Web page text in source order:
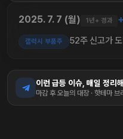
2025. 7. 7 (월) 1년+ 경과
갤럭시 부품주 52주 신고가
이런 급등 이슈, 매일 정리
마감 후 오늘의 대장 · 핫테마 브